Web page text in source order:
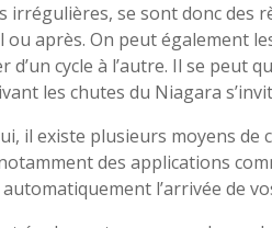
irrégulières, se sont donc des
ou après. On peut également
d’un cycle à l’autre. Il se peut
les chutes du Niagara
il existe plusieurs moyens
des applications
l’arrivée de